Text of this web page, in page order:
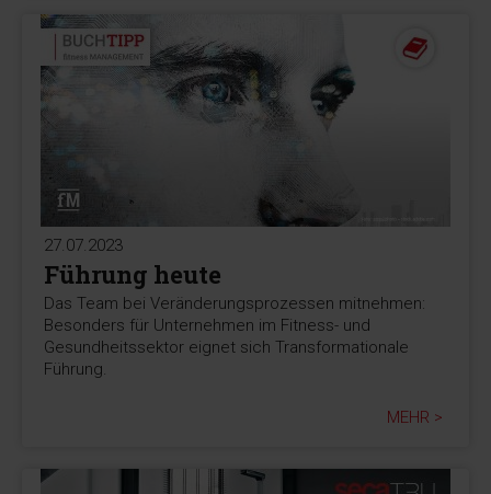
27.07.2023
Führung heute
Das Team bei Veränderungsprozessen mitnehmen:
Besonders für Unternehmen im Fitness- und
Gesundheitssektor eignet sich Transformationale
Führung.
MEHR >